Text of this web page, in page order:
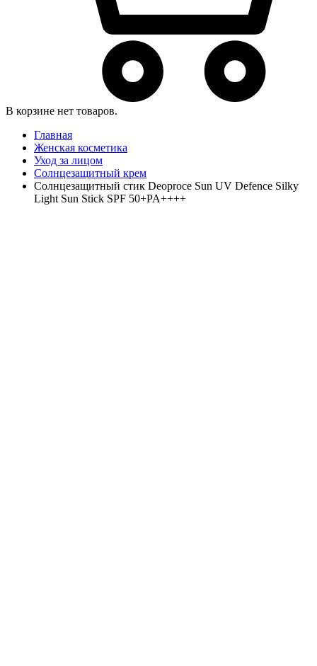
В корзине нет товаров.
Главная
Женская косметика
Уход за лицом
Солнцезащитный крем
Солнцезащитный стик Deoproce Sun UV Defence Silky
Light Sun Stick SPF 50+PA++++